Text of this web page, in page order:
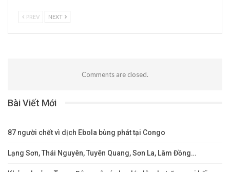
PREV NEXT
Comments are closed.
Bài Viết Mới
87 người chết vì dịch Ebola bùng phát tại Congo
Lạng Sơn, Thái Nguyên, Tuyên Quang, Sơn La, Lâm Đồng…